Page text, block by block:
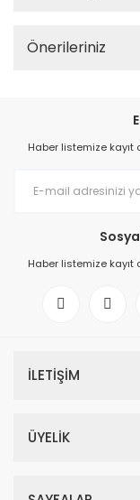
Önerileriniz
Haber listemize
Haber listemize
İLETİŞİM
ÜYELİK